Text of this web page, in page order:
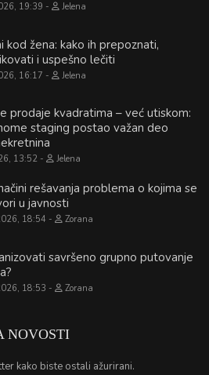
19:39 Jelena
kod žena: kako ih prepoznati,
i uspešno lečiti
16:17 Jelena
prodaje kvadratima – već utiskom:
staging postao važan deo
13:52 Jelena
rešavanja problema o kojima se
u javnosti
18:54 Zorana
savršeno grupno putovanje
18:53 Zorana
NOVOSTI
kako biste ostali ažurirani.